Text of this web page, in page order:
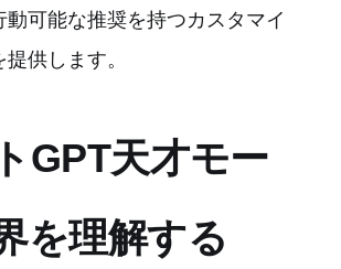
動可能な推奨を持つカスタマイ
供します。
GPT天才モー
を理解する